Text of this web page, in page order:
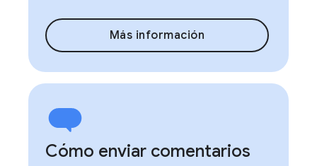
Más información
Cómo enviar comentarios